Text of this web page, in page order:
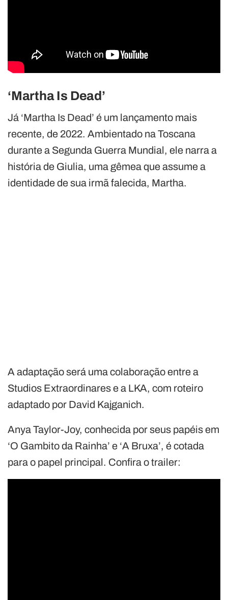
‘Martha Is Dead’
Já ‘Martha Is Dead’ é um lançamento mais
recente, de 2022. Ambientado na Toscana
durante a Segunda Guerra Mundial, ele narra a
história de Giulia, uma gêmea que assume a
identidade de sua irmã falecida, Martha.
A adaptação será uma colaboração entre a
Studios Extraordinares e a LKA, com roteiro
adaptado por David Kajganich.
Anya Taylor-Joy, conhecida por seus papéis em
‘O Gambito da Rainha’ e ‘A Bruxa’, é cotada
para o papel principal. Confira o trailer: